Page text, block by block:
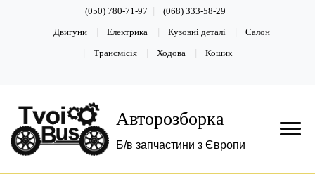
(050) 780-71-97 (068) 333-58-29
Двигуни Електрика Кузовні деталі Салон
Трансмісія Ходова Кошик
Авторозборка
Б/в запчастини з Європи